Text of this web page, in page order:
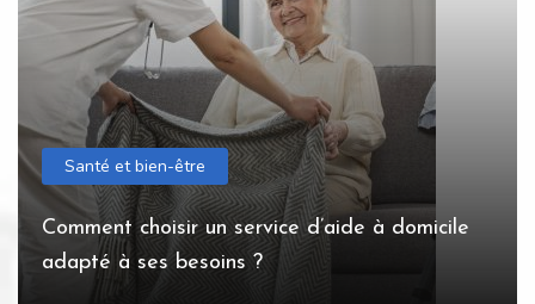
Santé et bien-être
Comment choisir un service d’aide à domicile
adapté à ses besoins ?